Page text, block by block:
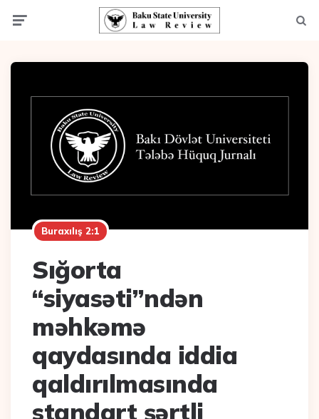
Buraxılış 2:1
Sığorta
“siyasəti”ndən
məhkəmə
qaydasında iddia
qaldırılmasında
standart şərtli